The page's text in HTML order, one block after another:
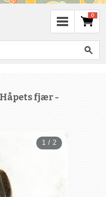
0
fjær -
1 / 2